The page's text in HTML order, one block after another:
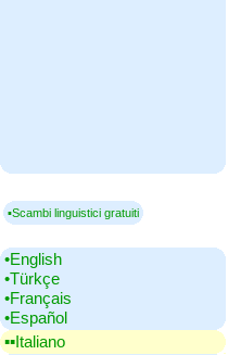
▪Scambi linguistici gratuiti
•‎English
•‎Türkçe
•‎Français
•‎Español
▪▪‎Italiano